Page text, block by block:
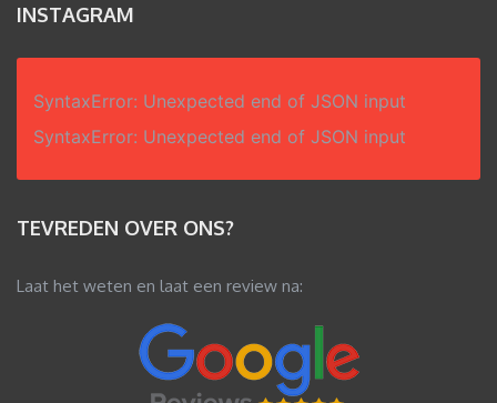
INSTAGRAM
SyntaxError: Unexpected end of JSON input
SyntaxError: Unexpected end of JSON input
TEVREDEN OVER ONS?
Laat het weten en laat een review na: